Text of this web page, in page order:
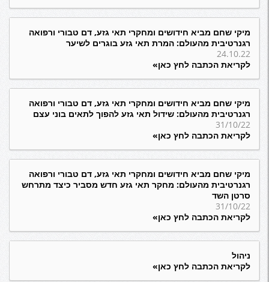
מיקי שחם מביא חידושים ומחקרי תאי גזע, דם טבורי ורפואה
רגנרטיבית מהעולם: המרת תאי גזע בוגרים לשיער
24.10.22
לקריאת הכתבה לחץ כאן»
מיקי שחם מביא חידושים ומחקרי תאי גזע, דם טבורי ורפואה
רגנרטיבית מהעולם: שידול תאי גזע להפוך לתאים בוני עצם
31/10/22
לקריאת הכתבה לחץ כאן»
מיקי שחם מביא חידושים ומחקרי תאי גזע, דם טבורי ורפואה
רגנרטיבית מהעולם: מחקר תאי גזע חדש מסביר כיצד מתרחש
סרטן השד
31/10/22
לקריאת הכתבה לחץ כאן»
ניהול
לקריאת הכתבה לחץ כאן»